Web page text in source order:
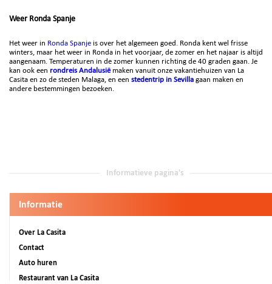
Weer Ronda Spanje
Het weer in Ronda Spanje is over het algemeen goed. Ronda kent wel frisse
winters, maar het weer in Ronda in het voorjaar, de zomer en het najaar is altijd
aangenaam. Temperaturen in de zomer kunnen richting de 40 graden gaan. Je
kan ook een rondreis Andalusiëmaken vanuit onze vakantiehuizen van La
Casita en zo de steden Malaga, en een stedentrip in Sevilla gaan maken en
andere bestemmingen bezoeken.
Informatieve pagina's
Informatie
Over La Casita
Contact
Auto huren
Restaurant van La Casita